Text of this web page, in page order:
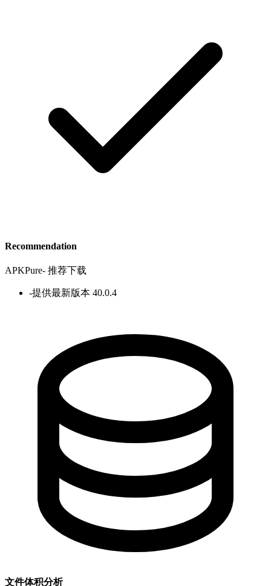
Recommendation
APKPure- 推荐下载
-提供最新版本 40.0.4
文件体积分析